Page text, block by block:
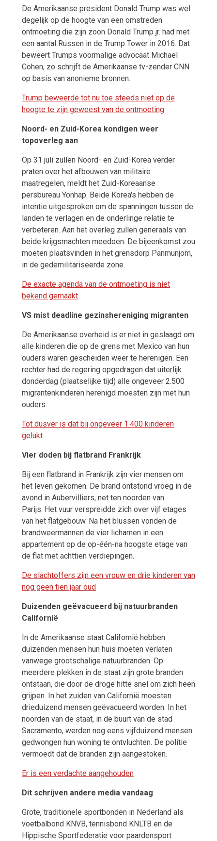
De Amerikaanse president Donald Trump was wel
degelijk op de hoogte van een omstreden
ontmoeting die zijn zoon Donald Trump jr. had met
een aantal Russen in de Trump Tower in 2016. Dat
beweert Trumps voormalige advocaat Michael
Cohen, zo schrijft de Amerikaanse tv-zender CNN
op basis van anonieme bronnen.
Trump beweerde tot nu toe steeds niet op de
hoogte te zijn geweest van de ontmoeting
Noord- en Zuid-Korea kondigen weer
topoverleg aan
Op 31 juli zullen Noord- en Zuid-Korea verder
praten over het afbouwen van militaire
maatregelen, meldt het Zuid-Koreaanse
persbureau Yonhap. Beide Korea's hebben de
intentie uitgesproken om de spanningen tussen de
landen te verlagen en de onderlinge relatie te
verbeteren. Aan het overleg zullen generaals van
beide krijgsmachten meedoen. De bijeenkomst zou
moeten plaatsvinden in het grensdorp Panmunjom,
in de gedemilitariseerde zone.
De exacte agenda van de ontmoeting is niet
bekend gemaakt
VS mist deadline gezinshereniging migranten
De Amerikaanse overheid is er niet in geslaagd om
alle kinderen die op de grens met Mexico van hun
ouders waren gescheiden weer te herenigen. Een
rechter had de regering opgedragen dat uiterlijk
donderdag (plaatselijke tijd) alle ongeveer 2.500
migrantenkinderen herenigd moesten zijn met hun
ouders.
Tot dusver is dat bij ongeveer 1.400 kinderen
gelukt
Vier doden bij flatbrand Frankrijk
Bij een flatbrand in Frankrijk zijn vier mensen om
het leven gekomen. De brand ontstond vroeg in de
avond in Aubervilliers, net ten noorden van
Parijs. Het vuur verspreidde zich over vijf etages
van het flatgebouw. Na het blussen vonden de
brandweermannen de vier lichamen in een
appartement op de op-één-na hoogste etage van
de flat met achttien verdiepingen.
De slachtoffers zijn een vrouw en drie kinderen van
nog geen tien jaar oud
Duizenden geëvacueerd bij natuurbranden
Californië
In de Amerikaanse staat Californië hebben
duizenden mensen hun huis moeten verlaten
vanwege grootschalige natuurbranden. Op
meerdere plekken in de staat zijn grote branden
ontstaan, die door de droge hitte snel om zich heen
grijpen. In het zuiden van Californië moesten
drieduizend mensen geëvacueerd worden. In het
noorden van de staat, in de buurt van de stad
Sacramento, werden nog eens vijfduizend mensen
gedwongen hun woning te ontvluchten. De politie
vermoedt dat de branden zijn aangestoken.
Er is een verdachte aangehouden
Dit schrijven andere media vandaag
Grote, traditionele sportbonden in Nederland als
voetbalbond KNVB, tennisbond KNLTB en de
Hippische Sportfederatie voor paardensport